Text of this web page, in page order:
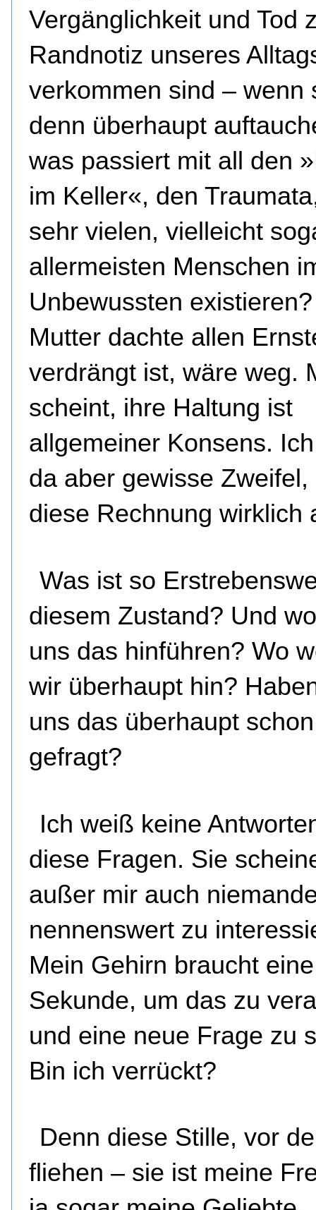
Vergänglichkeit und Tod
Randnotiz unseres
verkommen sind – wenn
denn überhaupt
was passiert mit all den
im Keller«, den
sehr vielen, vielleicht
allermeisten Menschen
Unbewussten
Mutter dachte allen
verdrängt ist, wäre weg.
scheint, ihre Haltung ist
allgemeiner Konsens.
da aber gewisse Zweifel,
diese Rechnung wirklich
Was ist so
diesem Zustand? Und
uns das hinführen? Wo
wir überhaupt hin?
uns das überhaupt
gefragt?
Ich weiß keine
diese Fragen. Sie
außer mir auch
nennenswert zu
Mein Gehirn braucht eine
Sekunde, um das zu
und eine neue Frage zu
Bin ich verrückt?
Denn diese Stille, vor
fliehen – sie ist meine